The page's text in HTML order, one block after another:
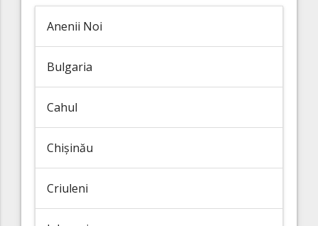
Anenii Noi
Bulgaria
Cahul
Chișinău
Criuleni